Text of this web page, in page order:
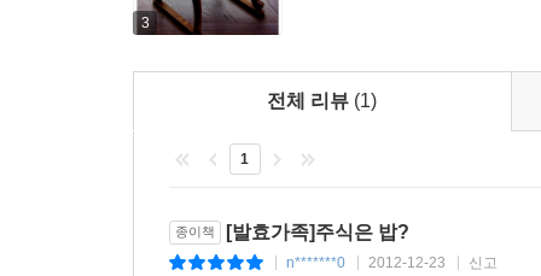
3
전체 리뷰 (1)
1
종이책 [발효가족]주식은 밥?
n*******0 2012-12-23 신고